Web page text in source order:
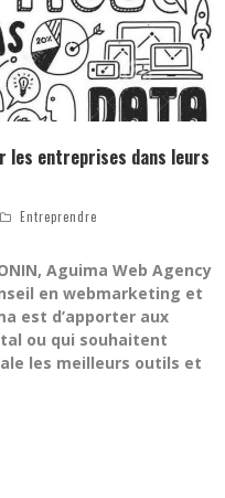
les entreprises dans leurs
Entreprendre
Aguima Web Agency
en webmarketing et
est d’apporter aux
ou qui souhaitent
les meilleurs outils et